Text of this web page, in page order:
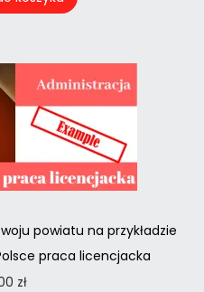
powiatu na przykładzie
praca licencjacka
zł